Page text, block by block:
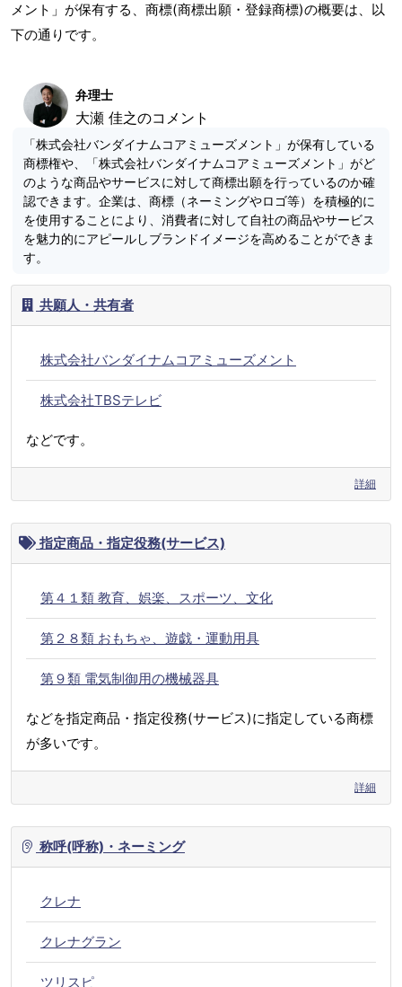
メント」が保有する、商標(商標出願・登録商標)の概要は、以
下の通りです。
弁理士
大瀬 佳之のコメント
「株式会社バンダイナムコアミューズメント」が保有している
商標権や、「株式会社バンダイナムコアミューズメント」がど
のような商品やサービスに対して商標出願を行っているのか確
認できます。企業は、商標（ネーミングやロゴ等）を積極的に
を使用することにより、消費者に対して自社の商品やサービス
を魅力的にアピールしブランドイメージを高めることができま
す。
共願人・共有者
株式会社バンダイナムコアミューズメント
株式会社TBSテレビ
などです。
詳細
指定商品・指定役務(サービス)
第４１類 教育、娯楽、スポーツ、文化
第２８類 おもちゃ、遊戯・運動用具
第９類 電気制御用の機械器具
などを指定商品・指定役務(サービス)に指定している商標
が多いです。
詳細
称呼(呼称)・ネーミング
クレナ
クレナグラン
ツリスピ